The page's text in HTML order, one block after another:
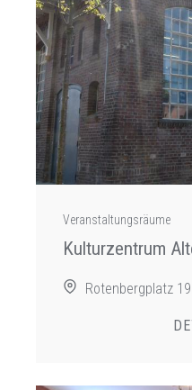
Veranstaltungsräume
Kulturzentrum
Rotenbergplatz